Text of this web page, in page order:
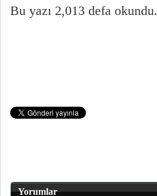
Bu yazı 2,013 defa okundu.
Yorumlar